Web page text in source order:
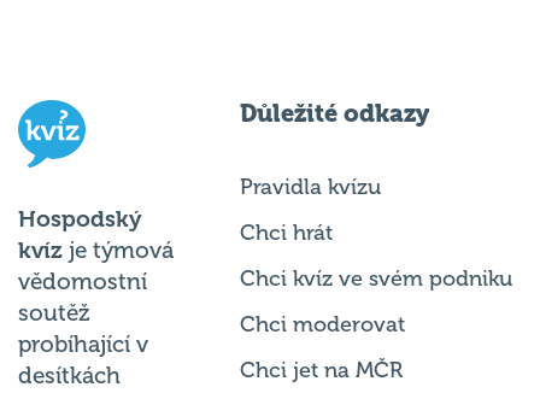
Hospodský
kvíz je týmová
vědomostní
soutěž
probíhající v
desítkách
Důležité odkazy
Pravidla kvízu
Chci hrát
Chci kvíz ve svém podniku
Chci moderovat
Chci jet na MČR